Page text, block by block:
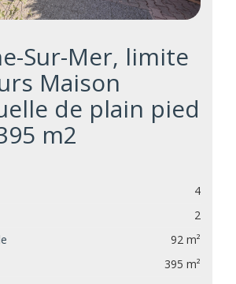
Sur-Mer, limite
Maison
de plain pied
m2
4
2
92 m²
395 m²